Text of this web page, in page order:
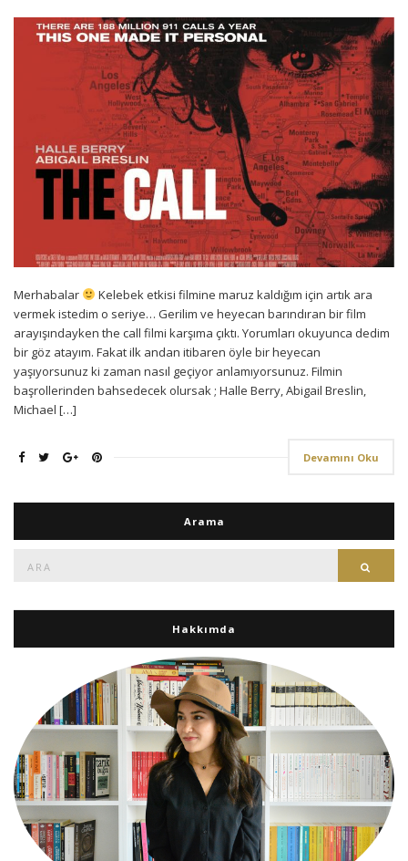
Merhabalar
Kelebek etkisi filmine maruz kaldığım için artık ara
vermek istedim o seriye… Gerilim ve heyecan barındıran bir film
arayışındayken the call filmi karşıma çıktı. Yorumları okuyunca dedim
bir göz atayım. Fakat ilk andan itibaren öyle bir heyecan
yaşıyorsunuz ki zaman nasıl geçiyor anlamıyorsunuz. Filmin
başrollerinden bahsedecek olursak ; Halle Berry, Abigail Breslin,
Michael […]
Devamını Oku
Arama
Hakkımda